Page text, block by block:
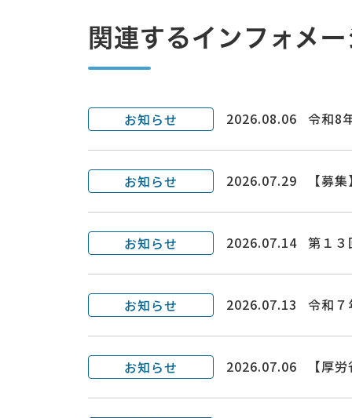
関連するインフォメ
お知らせ 2026.08.06 令和8
お知らせ 2026.07.29 【募
お知らせ 2026.07.14 第１
お知らせ 2026.07.13 令和
お知らせ 2026.07.06 【厚